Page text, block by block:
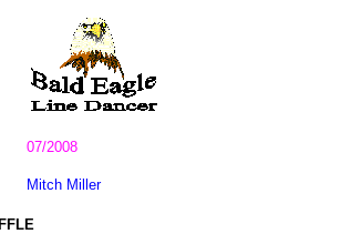
07/2008
Mitch Miller